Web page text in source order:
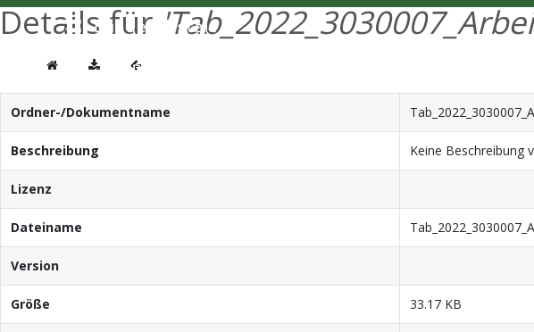
Details für
Ordner-/Dokumentname
Beschreibung Keine Beschreibung
Lizenz
Dateiname
Version
Größe 33.17 KB